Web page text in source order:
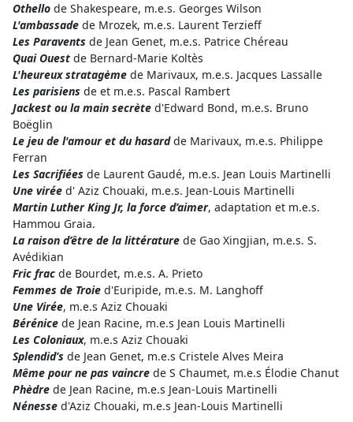
Othello de Shakespeare, m.e.s. Georges Wilson
L'ambassade de Mrozek, m.e.s. Laurent Terzieff
Les Paravents de Jean Genet, m.e.s. Patrice Chéreau
Quai Ouest de Bernard-Marie Koltès
L'heureux stratagème de Marivaux, m.e.s. Jacques Lassalle
Les parisiens de et m.e.s. Pascal Rambert
Jackest ou la main secrète d'Edward Bond, m.e.s. Bruno
Boëglin
Le jeu de l'amour et du hasardde Marivaux, m.e.s. Philippe
Ferran
Les Sacrifiées de Laurent Gaudé, m.e.s. Jean Louis Martinelli
Une virée d' Aziz Chouaki, m.e.s. Jean-Louis Martinelli
Martin Luther King Jr, la force d’aimer, adaptation et m.e.s.
Hammou Graia.
La raison d’être de la littérature de Gao Xingjian, m.e.s. S.
Avédikian
Fric frac de Bourdet, m.e.s. A. Prieto
Femmes de Troie d'Euripide, m.e.s. M. Langhoff
Une Virée, m.e.s Aziz Chouaki
Bérénice de Jean Racine, m.e.s Jean Louis Martinelli
Les Coloniaux, m.e.s Aziz Chouaki
Splendid’s de Jean Genet, m.e.s Cristele Alves Meira
Même pour ne pas vaincre de S Chaumet, m.e.s Élodie Chanut
Phèdre de Jean Racine, m.e.s Jean-Louis Martinelli
Nénesse d'Aziz Chouaki, m.e.s Jean-Louis Martinelli